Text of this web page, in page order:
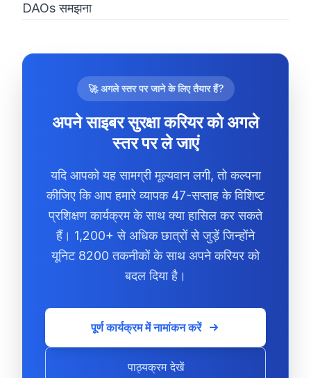
DAOs समझना
🚀 अगले स्तर पर जाने के लिए तैयार हैं?
अपने साइबर सुरक्षा करियर को अगले
स्तर पर ले जाएं
यदि आपको यह सामग्री मूल्यवान लगी, तो कल्पना
कीजिए कि आप हमारे व्यापक 47-सप्ताह के विशिष्ट
प्रशिक्षण कार्यक्रम के साथ क्या हासिल कर सकते
हैं। 1,200+ से अधिक छात्रों से जुड़ें जिन्होंने
यूनिट 8200 तकनीकों के साथ अपने करियर को
बदल दिया है।
पूर्ण कार्यक्रम में नामांकन करें
पाठ्यक्रम देखें